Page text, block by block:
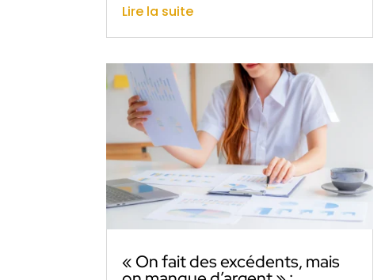
Lire la suite
« On fait des excédents, mais